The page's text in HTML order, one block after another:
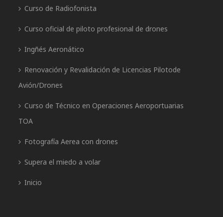
Curso de Radiofonista
Curso oficial de piloto profesional de drones
Ingñés Aeronático
Renovación y Revalidación de Licencias Pilotode
Avión/Drones
Curso de Técnico en Operaciones Aeroportuarias
TOA
Fotografía Aerea con drones
Supera el miedo a volar
Inicio